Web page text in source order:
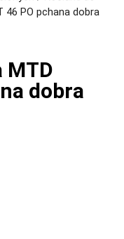
46 PO pchana dobra
MTD
dobra